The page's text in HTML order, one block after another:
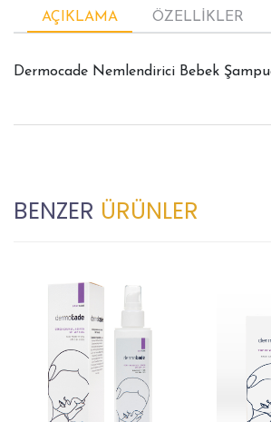
AÇIKLAMA ÖZELLİKLER
Dermocade Nemlendirici Bebek
BENZER ÜRÜNLER